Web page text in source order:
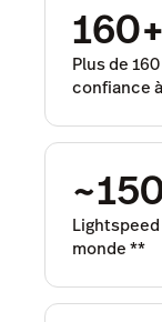
160+
Plus de
confiance
monde**